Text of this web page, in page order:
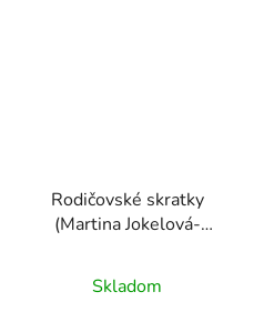
Rodičovské skratky
(Martina Jokelová-
Skladom